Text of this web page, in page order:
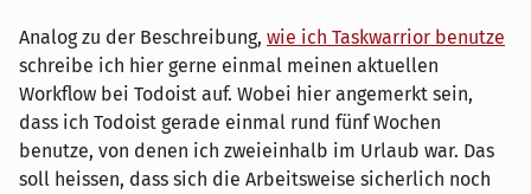
Analog zu der Beschreibung, wie ich Taskwarrior benutze
schreibe ich hier gerne einmal meinen aktuellen
Workflow bei Todoist auf. Wobei hier angemerkt sein,
dass ich Todoist gerade einmal rund fünf Wochen
benutze, von denen ich zweieinhalb im Urlaub war. Das
soll heissen, dass sich die Arbeitsweise sicherlich noch